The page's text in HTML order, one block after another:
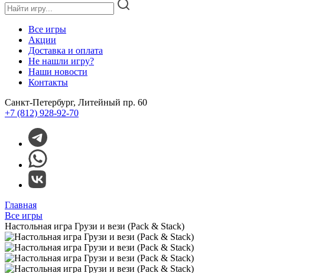
Все игры
Акции
Доставка и оплата
Не нашли игру?
Наши новости
Контакты
Санкт-Петербург, Литейный пр. 60
+7 (812) 928-92-70
Главная
Все игры
Настольная игра Грузи и вези (Pack & Stack)